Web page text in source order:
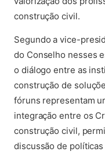
construção civil.
Segundo a vice-
do Conselho nesses
o diálogo entre as
construção de
fóruns representam
integração entre os
construção civil,
discussão de